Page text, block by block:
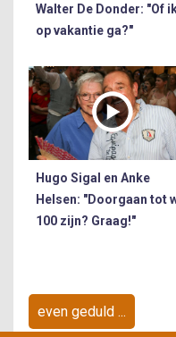
Walter De Donder: "Of
op vakantie ga?"
Hugo Sigal en Anke
Helsen: "Doorgaan tot
100 zijn? Graag!"
even geduld ...